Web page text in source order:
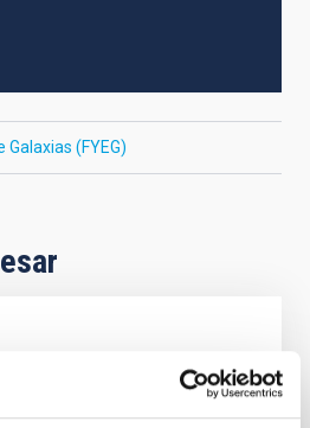
Galaxias (FYEG)
with Dense
between Cloud and